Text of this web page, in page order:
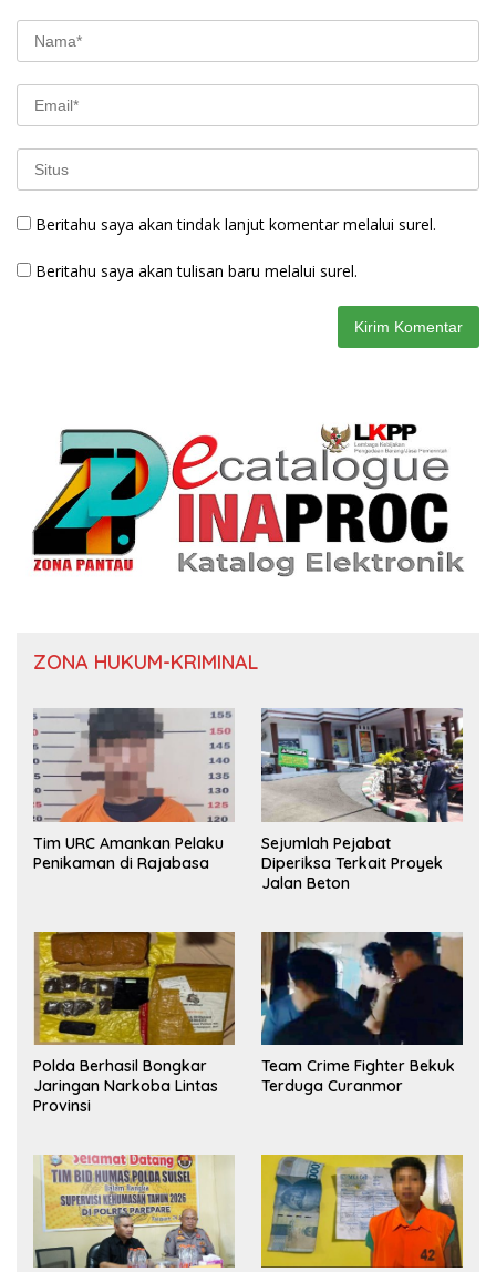
Beritahu saya akan tindak lanjut komentar melalui surel.
Beritahu saya akan tulisan baru melalui surel.
ZONA HUKUM-KRIMINAL
Tim URC Amankan Pelaku
Penikaman di Rajabasa
Sejumlah Pejabat
Diperiksa Terkait Proyek
Jalan Beton
Polda Berhasil Bongkar
Jaringan Narkoba Lintas
Provinsi
Team Crime Fighter Bekuk
Terduga Curanmor